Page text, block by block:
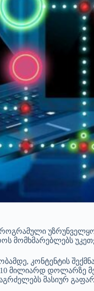
პროგრამული
მომხმარებლებს
კონტენტის
მილიარდ დოლარზე
მასიურ